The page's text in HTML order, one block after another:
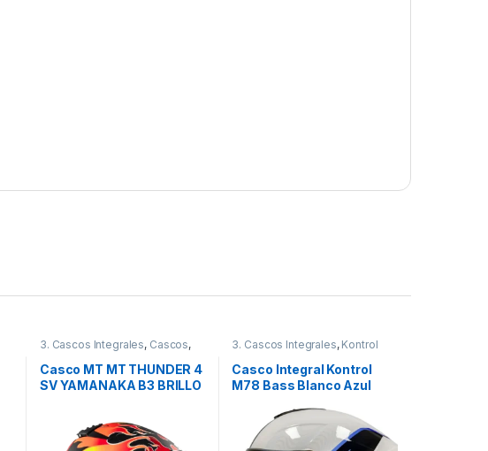
3. Cascos Integrales, Cascos,
Casco MT MT THUNDER 4
SV YAMANAKA B3 BRILLO
3. Cascos Integrales, Kontrol
Casco Integral Kontrol
M78 Bass Blanco Azul